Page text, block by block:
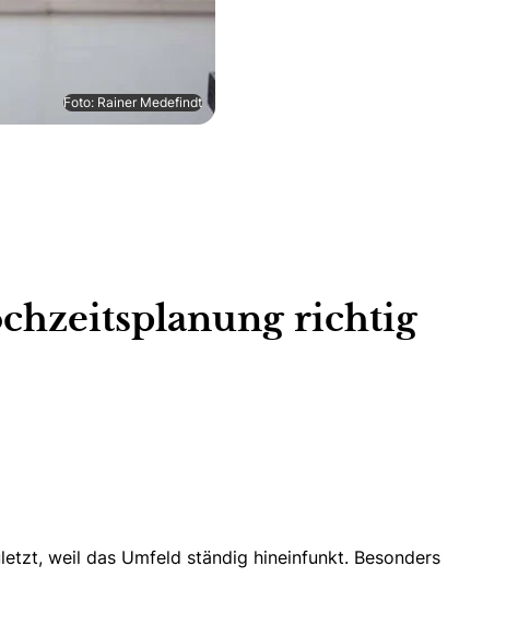
Foto: Rainer Medefindt
richtig
weil das Umfeld ständig hineinfunkt. Besonders